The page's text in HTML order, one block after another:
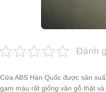
Đánh
Cửa ABS Hàn Quốc được sản
gam màu rất giống vân gỗ thật